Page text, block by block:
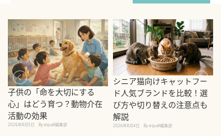
子供の「命を大切にする
心」はどう育つ？動物介在
活動の効果
2026年8月5日 By equall編集部
シニア猫向けキャットフー
ド人気ブランドを比較！選
び方や切り替えの注意点も
解説
2026年8月4日 By equall編集部